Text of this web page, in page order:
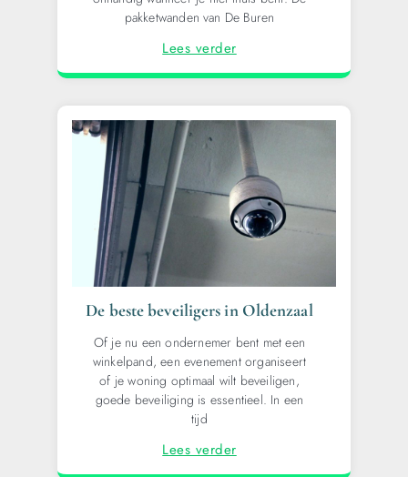
pakketwanden van De Buren
Lees verder
De beste beveiligers in Oldenzaal
Of je nu een ondernemer bent met een
winkelpand, een evenement organiseert
of je woning optimaal wilt beveiligen,
goede beveiliging is essentieel. In een
tijd
Lees verder